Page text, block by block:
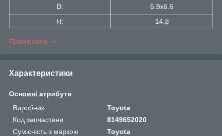
D:
6.9x6.6
H:
14.8
Приховати
Характеристики
Основні атрибути
Виробник
Toyota
Код запчастини
8149652020
Сумісність з маркою
Toyota